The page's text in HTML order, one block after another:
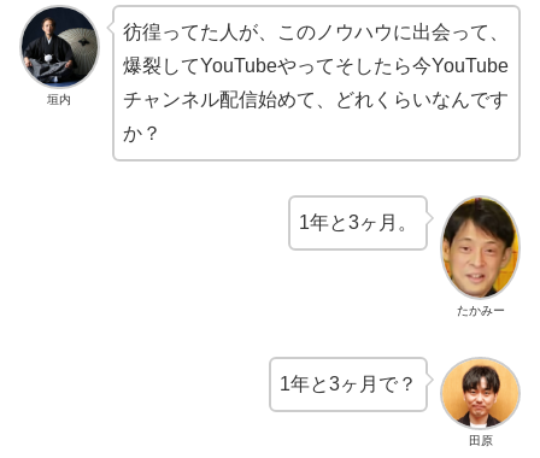
垣内
彷徨ってた人が、このノウハウに出会って、
爆裂してYouTubeやってそしたら今YouTube
チャンネル配信始めて、どれくらいなんです
か？
たかみー
1年と3ヶ月。
田原
1年と3ヶ月で？